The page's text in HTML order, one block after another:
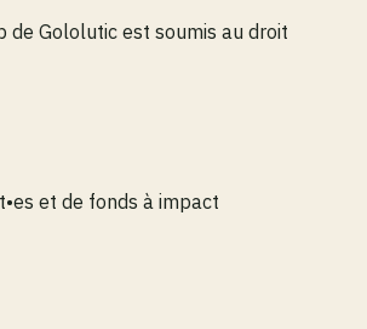
de Gololutic est soumis au droit
et de fonds à impact